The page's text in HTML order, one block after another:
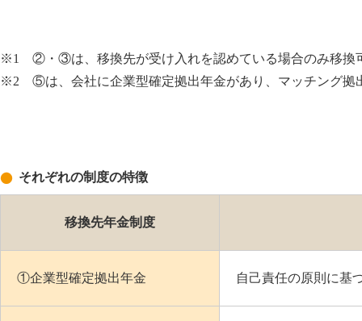
※1 ②・③は、移換先が受け入れを認めている場合のみ移換
※2 ⑤は、会社に企業型確定拠出年金があり、マッチング拠
それぞれの制度の特徴
移換先年金制度
①企業型確定拠出年金 自己責任の原則に基